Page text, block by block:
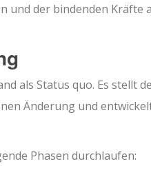
und der bindenden Kräfte
als Status quo. Es stellt
Änderung und
Phasen durchlaufen: